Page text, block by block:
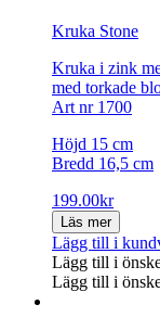
Kruka Stone
Kruka i zink
med torkade
Art nr 1700
Höjd 15 cm
Bredd 16,5 cm
199.00kr
Läs mer
Lägg till i
Lägg till i
Lägg till i